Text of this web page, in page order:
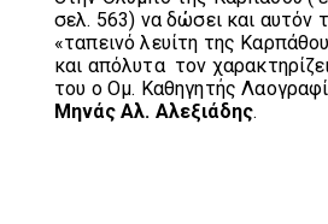
σελ. 563) να δώσει και αυτόν
«ταπεινό λευίτη της
και απόλυτα τον
του ο Ομ. Καθηγητής
Μηνάς Αλ. Αλεξιάδης.